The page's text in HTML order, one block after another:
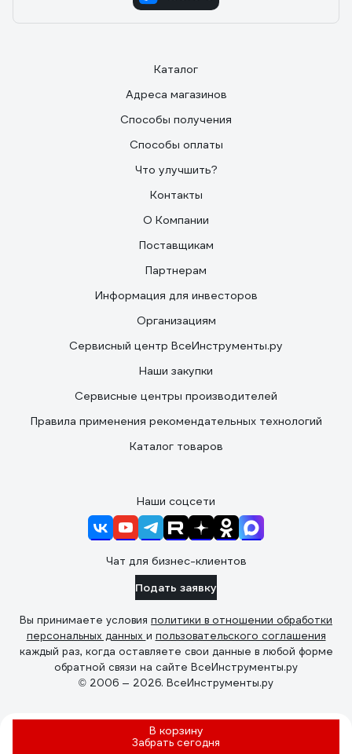
В корзину
Забрать сегодня
Каталог
Адреса магазинов
Способы получения
Способы оплаты
Что улучшить?
Контакты
О Компании
Поставщикам
Партнерам
Информация для инвесторов
Организациям
Сервисный центр ВсеИнструменты.ру
Наши закупки
Сервисные центры производителей
Правила применения рекомендательных технологий
Каталог товаров
Наши соцсети
Чат для бизнес-клиентов
Подать заявку
Вы принимаете условия политики в отношении обработки
персональных данных и пользовательского соглашения
каждый раз, когда оставляете свои данные в любой форме
обратной связи на сайте ВсеИнструменты.ру
© 2006 — 2026. ВсеИнструменты.ру